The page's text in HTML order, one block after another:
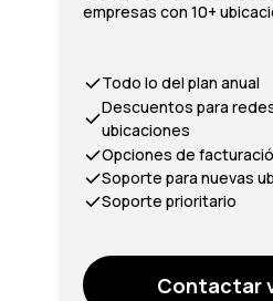
empresas con 10+
Contactar
Todo lo del plan anual
Descuentos para
ubicaciones
Opciones de
Soporte para nuevas
Soporte prioritario